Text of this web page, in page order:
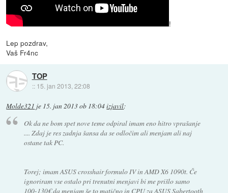
!
Lep pozdrav,
Vaš Fr4nc
TOP
:: 15. jan 2013, 22:08
Molde321 je 15. jan 2013 ob 18:04izjavil:
Ok da ne bom spet nove teme odpiral imam eno hitro vprašanje
.... Zdaj je res zadnja šansa da se odločim ali menjam ali naj
ostane tak PC.
Torej; imam ASUS crosshair formulo IV in AMD X6 1090t. Če
ignoriram vse ostalo pri trenutni menjavi bi me prišlo samo
100-130€ da menjam še to matično in CPU za ASUS Sabertooth